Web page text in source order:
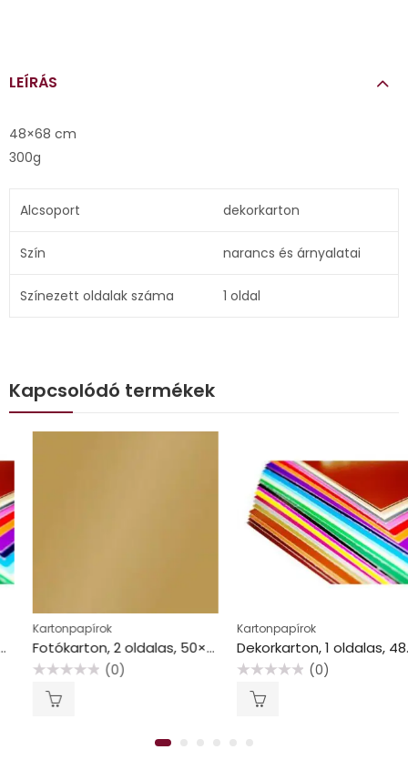
LEÍRÁS
48×68 cm
300g
Alcsoport dekorkarton
Szín narancs és árnyalatai
Színezett oldalak száma 1 oldal
Kapcsolódó termékek
Kartonpapírok
Fotókarton, 2 oldalas, 50×70 cm, 300 g/m2, arany
(0)
Kartonpapírok
Dekorkarton, 1 oldalas, 48×68 cm, rózsaszín
(0)